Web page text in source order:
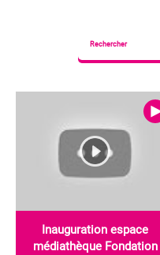
Inauguration espace
médiathèque Fondation